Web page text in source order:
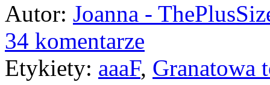
Autor: Joanna -
34 komentarze
Etykiety: aaaF, Granatowa